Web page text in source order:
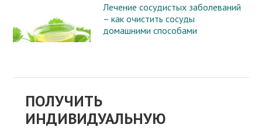
Лечение сосудистых заболеваний
– как очистить сосуды
домашними способами
ПОЛУЧИТЬ
ИНДИВИДУАЛЬНУЮ